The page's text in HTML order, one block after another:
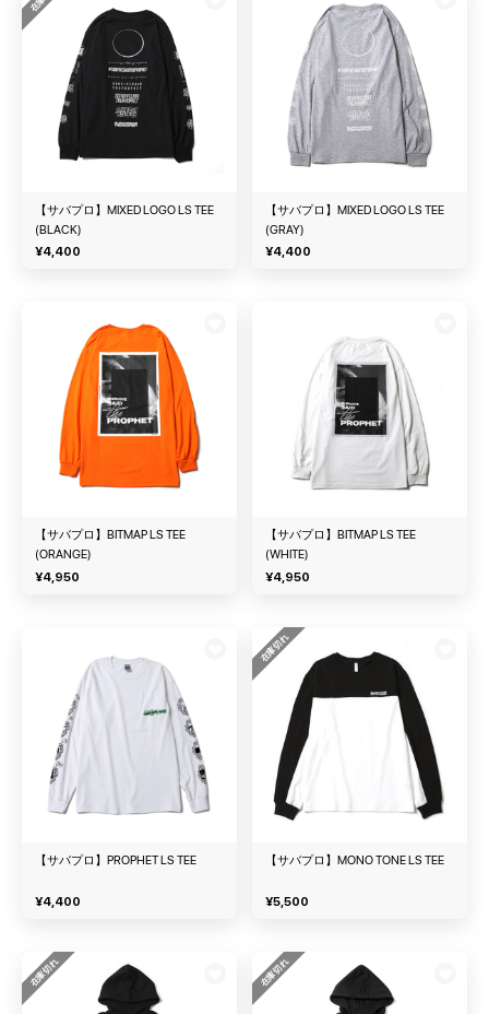
【サバプロ】MIXED LOGO LS TEE
(BLACK)
¥4,400
【サバプロ】MIXED LOGO LS TEE
(GRAY)
¥4,400
【サバプロ】BITMAP LS TEE
(ORANGE)
¥4,950
【サバプロ】BITMAP LS TEE
(WHITE)
¥4,950
【サバプロ】PROPHET LS TEE
¥4,400
在庫切れ
【サバプロ】MONO TONE LS TEE
¥5,500
在庫切れ 在庫切れ